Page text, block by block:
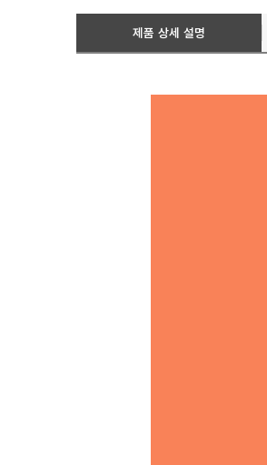
제품 상세 설명